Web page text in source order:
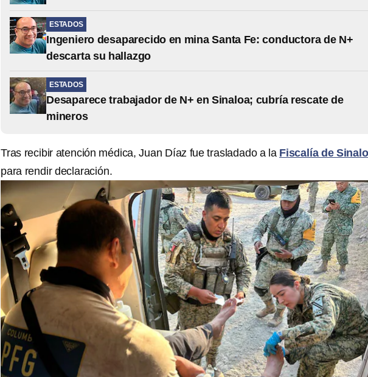
ESTADOS
Ingeniero desaparecido en mina Santa Fe: conductora de N+
descarta su hallazgo
ESTADOS
Desaparece trabajador de N+ en Sinaloa; cubría rescate de
mineros
Tras recibir atención médica, Juan Díaz fue trasladado a la Fiscalía de
para rendir declaración.